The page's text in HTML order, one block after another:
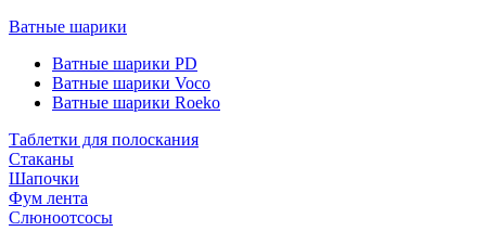
Ватные шарики
Ватные шарики PD
Ватные шарики Voco
Ватные шарики Roeko
Таблетки для полоскания
Стаканы
Шапочки
Фум лента
Слюноотсосы